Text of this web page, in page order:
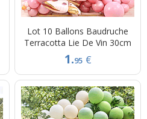
Lot 10 Ballons Baudruche
Terracotta Lie De Vin 30cm
1.95 €